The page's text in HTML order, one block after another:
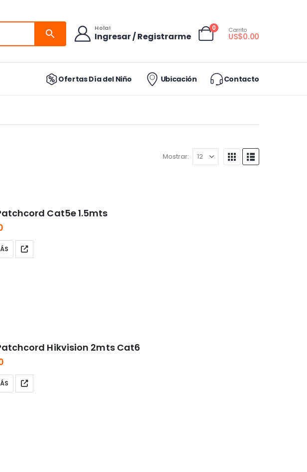
Hola!
Ingresar / Registrarme
0 Carrito
US$0.00
Ofertas Día del Niño Ubicación Contacto
Mostrar:
Cat5e 1.5mts
Hikvision 2mts Cat6